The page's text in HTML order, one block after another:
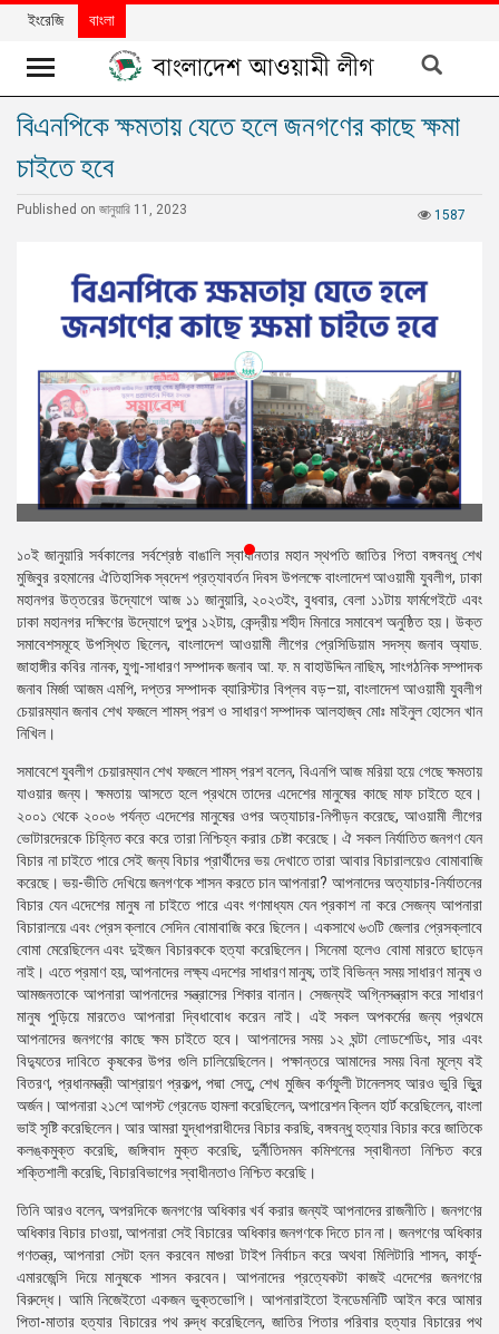
খবর
দলের
প্রতিবেদন
মতামত
উন্নয়নের
বাংলাদেশ
নিউজলেটার
প্রেস
রিলিজ
প্রকাশনা
গ্যালারি
বিএনপি-
জামায়াত
সহিংসতা
সংগঠন
নির্বাচনী
ইশতেহার
ইংরেজি বাংলা
বিএনপিকে ক্ষমতায় যেতে হলে জনগণের কাছে ক্ষমা
চাইতে হবে
1587
Published on জানুয়ারি 11, 2023
১০ই জানুয়ারি সর্বকালের সর্বশ্রেষ্ঠ বাঙালি স্বাধীনতার মহান স্থপতি জাতির পিতা বঙ্গবন্ধু শেখ
মুজিবুর রহমানের ঐতিহাসিক স্বদেশ প্রত্যাবর্তন দিবস উপলক্ষে বাংলাদেশ আওয়ামী যুবলীগ, ঢাকা
মহানগর উত্তরের উদ্যোগে আজ ১১ জানুয়ারি, ২০২৩ইং, বুধবার, বেলা ১১টায় ফার্মগেইটে এবং
ঢাকা মহানগর দক্ষিণের উদ্যোগে দুপুর ১২টায়, কেন্দ্রীয় শহীদ মিনারে সমাবেশ অনুষ্ঠিত হয়। উক্ত
সমাবেশসমূহে উপস্থিত ছিলেন, বাংলাদেশ আওয়ামী লীগের প্রেসিডিয়াম সদস্য জনাব অ্যাড.
জাহাঙ্গীর কবির নানক, যুগ্ম-সাধারণ সম্পাদক জনাব আ. ফ. ম বাহাউদ্দিন নাছিম, সাংগঠনিক সম্পাদক
জনাব মির্জা আজম এমপি, দপ্তর সম্পাদক ব্যারিস্টার বিপ্লব বড়–য়া, বাংলাদেশ আওয়ামী যুবলীগ
চেয়ারম্যান জনাব শেখ ফজলে শামস্ পরশ ও সাধারণ সম্পাদক আলহাজ্ব মোঃ মাইনুল হোসেন খান
নিখিল।
সমাবেশে যুবলীগ চেয়ারম্যান শেখ ফজলে শামস্ পরশ বলেন, বিএনপি আজ মরিয়া হয়ে গেছে ক্ষমতায়
যাওয়ার জন্য। ক্ষমতায় আসতে হলে প্রথমে তাদের এদেশের মানুষের কাছে মাফ চাইতে হবে।
২০০১ থেকে ২০০৬ পর্যন্ত এদেশের মানুষের ওপর অত্যাচার-নিপীড়ন করেছে, আওয়ামী লীগের
ভোটারদেরকে চিহ্নিত করে করে তারা নিশ্চিহ্ন করার চেষ্টা করেছে। ঐ সকল নির্যাতিত জনগণ যেন
বিচার না চাইতে পারে সেই জন্য বিচার প্রার্থীদের ভয় দেখাতে তারা আবার বিচারালয়েও বোমাবাজি
করেছে। ভয়-ভীতি দেখিয়ে জনগণকে শাসন করতে চান আপনারা? আপনাদের অত্যাচার-নির্যাতনের
বিচার যেন এদেশের মানুষ না চাইতে পারে এবং গণমাধ্যম যেন প্রকাশ না করে সেজন্য আপনারা
বিচারালয়ে এবং প্রেস ক্লাবে সেদিন বোমাবাজি করে ছিলেন। একসাথে ৬৩টি জেলার প্রেসক্লাবে
বোমা মেরেছিলেন এবং দুইজন বিচারককে হত্যা করেছিলেন। সিনেমা হলেও বোমা মারতে ছাড়েন
নাই। এতে প্রমাণ হয়, আপনাদের লক্ষ্য এদশের সাধারণ মানুষ; তাই বিভিন্ন সময় সাধারণ মানুষ ও
আমজনতাকে আপনারা আপনাদের সন্ত্রাসের শিকার বানান। সেজন্যই অগ্নিসন্ত্রাস করে সাধারণ
মানুষ পুড়িয়ে মারতেও আপনারা দ্বিধাবোধ করেন নাই। এই সকল অপকর্মের জন্য প্রথমে
আপনাদের জনগণের কাছে ক্ষম চাইতে হবে। আপনাদের সময় ১২ ঘন্টা লোডশেডিং, সার এবং
বিদ্যুতের দাবিতে কৃষকের উপর গুলি চালিয়েছিলেন। পক্ষান্তরে আমাদের সময় বিনা মূল্যে বই
বিতরণ, প্রধানমন্ত্রী আশ্রায়ণ প্রকল্প, পদ্মা সেতু, শেখ মুজিব কর্ণফুলী টানেলসহ আরও ভুরি ভুুির
অর্জন। আপনারা ২১শে আগস্ট গ্রেনেড হামলা করেছিলেন, অপারেশন ক্লিন হার্ট করেছিলেন, বাংলা
ভাই সৃষ্টি করেছিলেন। আর আমরা যুদ্ধাপরাধীদের বিচার করছি, বঙ্গবন্ধু হত্যার বিচার করে জাতিকে
কলঙ্কমুক্ত করেছি, জঙ্গিবাদ মুক্ত করেছি, দুর্নীতিদমন কমিশনের স্বাধীনতা নিশ্চিত করে
শক্তিশালী করেছি, বিচারবিভাগের স্বাধীনতাও নিশ্চিত করেছি।
তিনি আরও বলেন, অপরদিকে জনগণের অধিকার খর্ব করার জন্যই আপনাদের রাজনীতি। জনগণের
অধিকার বিচার চাওয়া, আপনারা সেই বিচারের অধিকার জনগণকে দিতে চান না। জনগণের অধিকার
গণতন্ত্র, আপনারা সেটা হনন করবেন মাগুরা টাইপ নির্বাচন করে অথবা মিলিটারি শাসন, কার্ফু-
এমারজেন্সি দিয়ে মানুষকে শাসন করবেন। আপনাদের প্রত্যেকটা কাজই এদেশের জনগণের
বিরুদ্ধে। আমি নিজেইতো একজন ভুক্তভোগি। আপনারাইতো ইনডেমনিটি আইন করে আমার
পিতা-মাতার হত্যার বিচারের পথ রুদ্ধ করেছিলেন, জাতির পিতার পরিবার হত্যার বিচারের পথ